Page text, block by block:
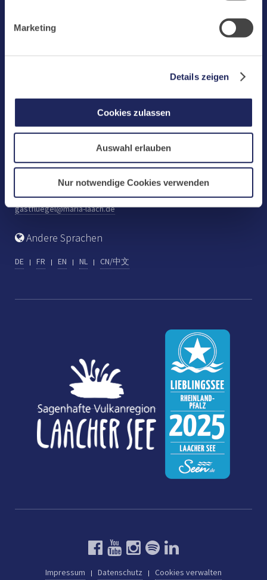
Marketing
Details zeigen
Cookies zulassen
Auswahl erlauben
Nur notwendige Cookies verwenden
Fax: +49 (0) 2652 59-359
www.maria-laach.de
Tel: +49 (0) 2652 59-313
Fax: +49 (0) 2652 59-282
gastfluegel@maria-laach.de
Andere Sprachen
DE FR EN NL CN/中文
Impressum Datenschutz Cookies verwalten